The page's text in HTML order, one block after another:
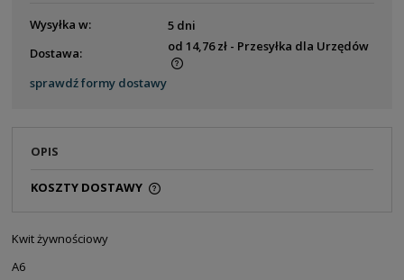
Wysyłka w:
5 dni
Dostawa:
od 14,76 zł - Przesyłka dla Urzędów
Cena nie zawiera ewentualnych kosztów płatności
sprawdź formy dostawy
OPIS
KOSZTY DOSTAWY
Kwit żywnościowy
A6